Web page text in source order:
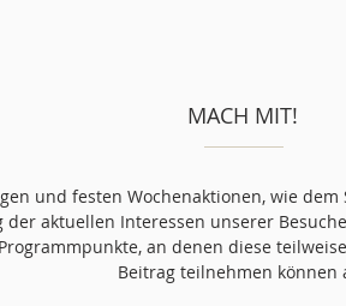
MACH MIT!
und festen Wochenaktionen, wie
der aktuellen Interessen unserer
an denen diese
Beitrag teilnehmen können